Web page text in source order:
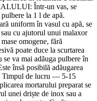
Într-un vas, se
la 1 l de apă.
uniform în vasul cu apă, se
cu ajutorul unui malaxor
omogene, fără
poate duce la scurtarea
va mai adăuga pulbere în
însă posibilă adăugarea
Timpul de lucru — 5-15
mortarului preparat se
unei driște de inox sau a